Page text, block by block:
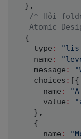
} ,
/* Hỏi
Atomic
{
    type
:
    name
:
    message
:
    choices
: [{
      name
:
      value
:
} ,
{
      name
: